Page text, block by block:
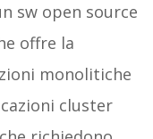
sw open source
offre la
monolitiche
cluster